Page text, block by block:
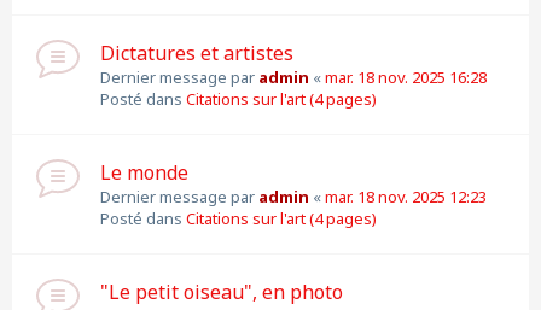
Dictatures et artistes
Dernier message par admin «mar. 18 nov. 2025 16:28
Posté dans Citations sur l'art (4 pages)
Le monde
Dernier message par admin «mar. 18 nov. 2025 12:23
Posté dans Citations sur l'art (4 pages)
"Le petit oiseau", en photo